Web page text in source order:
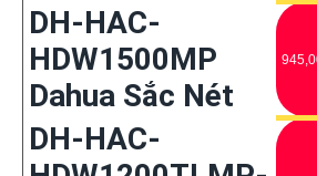
DH-HAC-
HDW1500MP
Dahua Sắc Nét
DH-HAC-